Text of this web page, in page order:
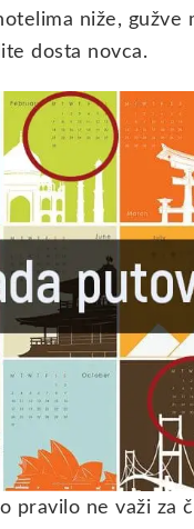
niže, gužve
dosta novca.
pravilo ne važi za